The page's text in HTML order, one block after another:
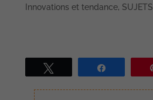
Innovations et tendance, SUJETS